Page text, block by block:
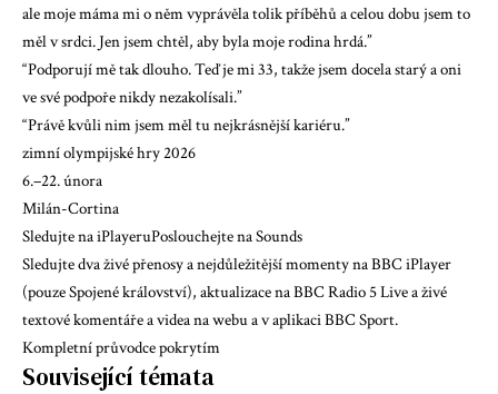
ale moje máma mi o něm vyprávěla tolik příběhů a celou dobu jsem to
měl v srdci. Jen jsem chtěl, aby byla moje rodina hrdá.”
“Podporují mě tak dlouho. Teď je mi 33, takže jsem docela starý a oni
ve své podpoře nikdy nezakolísali.”
“Právě kvůli nim jsem měl tu nejkrásnější kariéru.”
zimní olympijské hry 2026
6.–22. února
Milán-Cortina
Sledujte na iPlayeruPoslouchejte na Sounds
Sledujte dva živé přenosy a nejdůležitější momenty na BBC iPlayer
(pouze Spojené království), aktualizace na BBC Radio 5 Live a živé
textové komentáře a videa na webu a v aplikaci BBC Sport.
Kompletní průvodce pokrytím
Související témata